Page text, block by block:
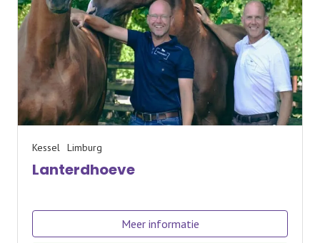
Kessel Limburg
Lanterdhoeve
Meer informatie